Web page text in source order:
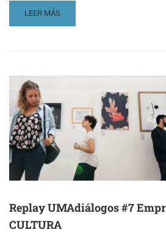
READ
MORE
EN
PATRIMONIO
CULTURAL
LEER MÁS
Replay UMAdiálogos #7
CULTURA